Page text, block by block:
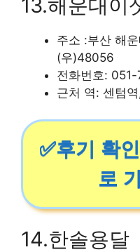
13.해운대이
주소 :부산 해
(우)48056
전화번호:
근처 역: 센텀
✅후기 확
로
14.한솔용달